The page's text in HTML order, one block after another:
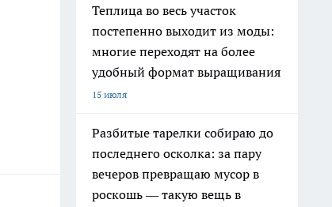
Теплица во весь участок
постепенно выходит из моды:
многие переходят на более
удобный формат выращивания
15 июля
Разбитые тарелки собираю до
последнего осколка: за пару
вечеров превращаю мусор в
роскошь — такую вещь в